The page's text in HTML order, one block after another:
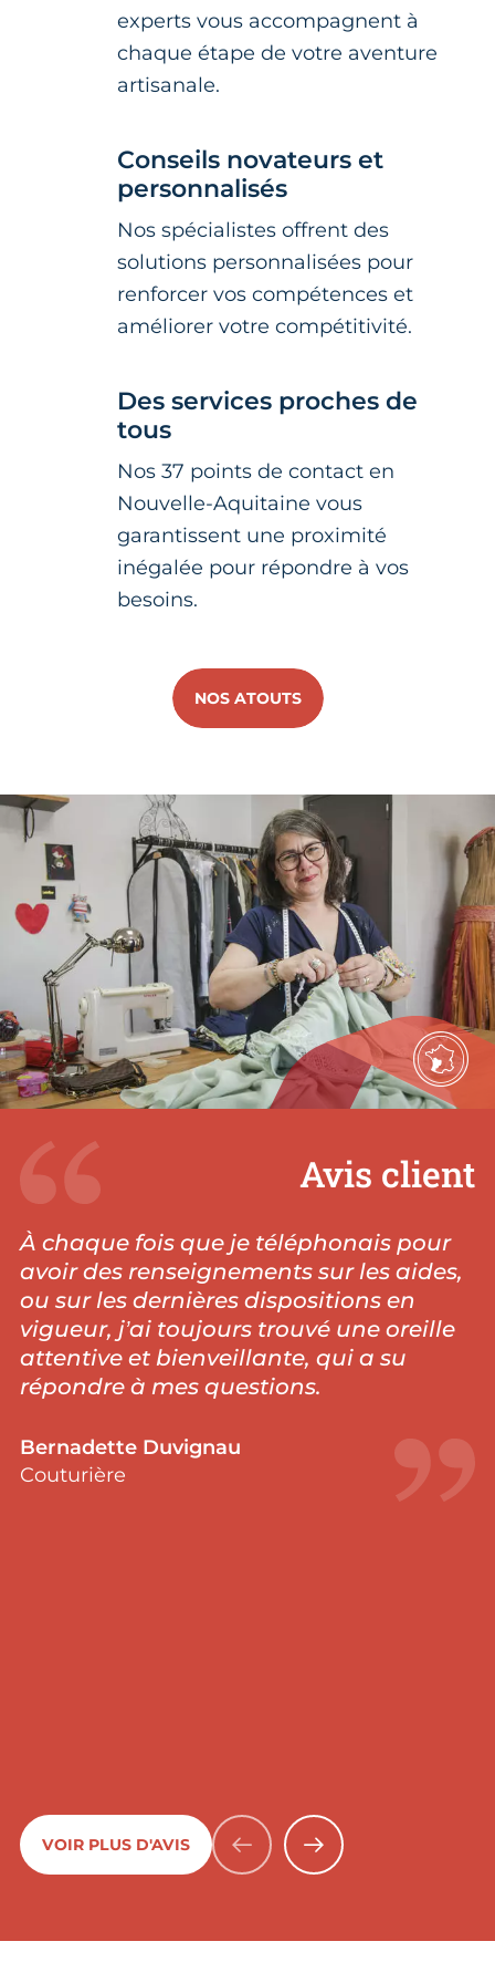
experts vous accompagnent à
chaque étape de votre aventure
artisanale.
Conseils novateurs et
personnalisés
Nos spécialistes offrent des
solutions personnalisées pour
renforcer vos compétences et
améliorer votre compétitivité.
Des services proches de
tous
Nos 37 points de contact en
Nouvelle-Aquitaine vous
garantissent une proximité
inégalée pour répondre à vos
besoins.
NOS ATOUTS
Avis client
À chaque fois que je téléphonais pour
avoir des renseignements sur les aides,
ou sur les dernières dispositions en
vigueur, j’ai toujours trouvé une oreille
attentive et bienveillante, qui a su
répondre à mes questions.
Bernadette Duvignau
Couturière
VOIR PLUS D'AVIS PRÉCÉDENTSUIVANT